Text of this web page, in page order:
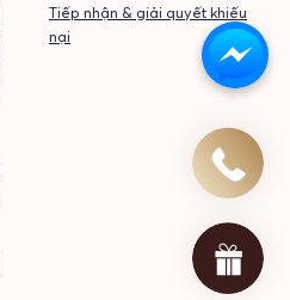
Tiếp nhận & giải quyết khiếu
nại